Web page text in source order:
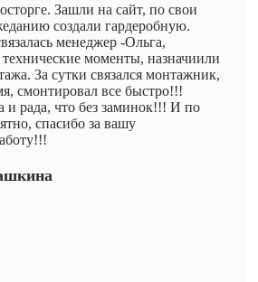
Зашли на сайт, по свои
создали гардеробную.
менеджер -Ольга,
моменты, назначиили
За сутки связался монтажник,
смонтировал все быстро!!!
и рада, что без заминок!!! И по
спасибо за вашу